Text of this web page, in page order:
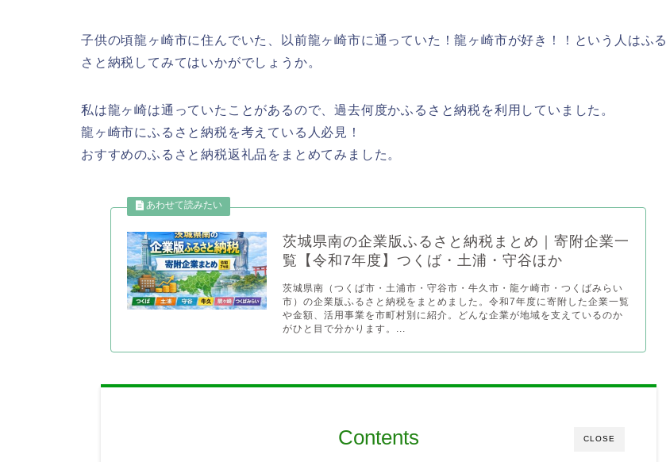
子供の頃龍ヶ崎市に住んでいた、以前龍ヶ崎市に通っていた！龍ヶ崎市が好き！！という人はふる
さと納税してみてはいかがでしょうか。
私は龍ヶ崎は通っていたことがあるので、過去何度かふるさと納税を利用していました。
龍ヶ崎市にふるさと納税を考えている人必見！
おすすめのふるさと納税返礼品をまとめてみました。
茨城県南の企業版ふるさと納税まとめ｜寄附企業一
覧【令和7年度】つくば・土浦・守谷ほか
茨城県南（つくば市・土浦市・守谷市・牛久市・龍ケ崎市・つくばみらい
市）の企業版ふるさと納税をまとめました。令和7年度に寄附した企業一覧
や金額、活用事業を市町村別に紹介。どんな企業が地域を支えているのか
がひと目で分かります。...
CLOSE
Contents